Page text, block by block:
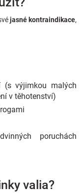
jasné kontraindikace,
(s výjimkou malých
v těhotenství)
poruchách
valia?